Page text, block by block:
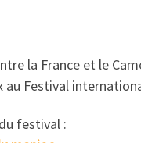
la France et le
au Festival
festival :